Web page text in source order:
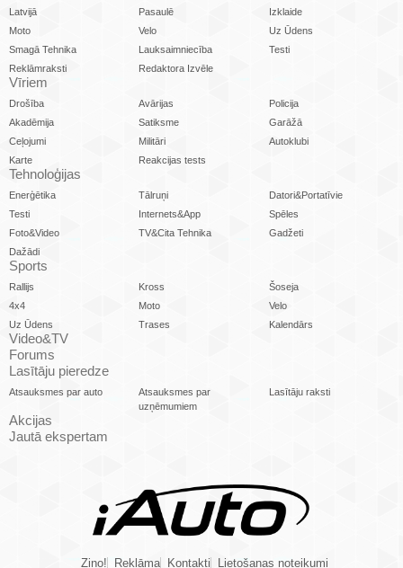
Latvijā Pasaulē
Izklaide
Moto
Velo
Uz Ūdens
Smagā Tehnika
Lauksaimniecība
Testi
Reklāmraksti
Redaktora Izvēle
Vīriem
Drošība Avārijas
Policija
Akadēmija
Satiksme
Garāžā
Ceļojumi
Militāri
Autoklubi
Karte
Reakcijas tests
Tehnoloģijas
Enerģētika Tālruņi
Datori&Portatīvie
Testi
Internets&App
Spēles
Foto&Video
TV&Cita Tehnika
Gadžeti
Dažādi
Sports
Rallijs Kross
Šoseja
4x4
Moto
Velo
Uz Ūdens
Trases Kalendārs
Video&TV
Forums
Lasītāju pieredze
Atsauksmes par auto
Atsauksmes par
uzņēmumiem
Lasītāju raksti
Akcijas
Jautā ekspertam
Ziņo! Reklāma Kontakti Lietošanas noteikumi